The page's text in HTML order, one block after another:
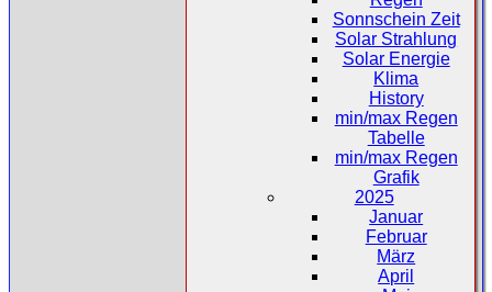
Sonnschein Zeit
Solar Strahlung
Solar Energie
Klima
History
min/max Regen
Tabelle
min/max Regen
Grafik
2025
Januar
Februar
März
April